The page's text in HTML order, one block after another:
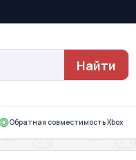
Найти
Обратная совместимость Xbox